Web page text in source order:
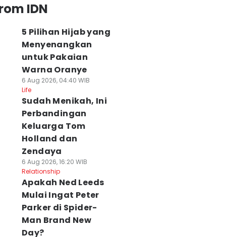
IDN
5 Pilihan Hijab yang
Menyenangkan
untuk Pakaian
Warna Oranye
6 Aug 2026, 04:40 WIB
Life
Sudah Menikah, Ini
Perbandingan
Keluarga Tom
Holland dan
Zendaya
6 Aug 2026, 16:20 WIB
Relationship
Apakah Ned Leeds
Mulai Ingat Peter
Parker di Spider-
Man Brand New
Day?